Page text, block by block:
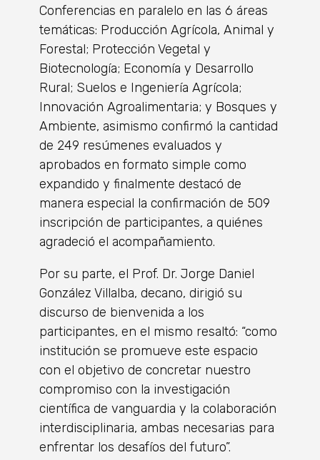
Conferencias en paralelo en las 6 áreas
temáticas: Producción Agrícola, Animal y
Forestal; Protección Vegetal y
Biotecnología; Economía y Desarrollo
Rural; Suelos e Ingeniería Agrícola;
Innovación Agroalimentaria; y Bosques y
Ambiente, asimismo confirmó la cantidad
de 249 resúmenes evaluados y
aprobados en formato simple como
expandido y finalmente destacó de
manera especial la confirmación de 509
inscripción de participantes, a quiénes
agradeció el acompañamiento.
Por su parte, el Prof. Dr. Jorge Daniel
González Villalba, decano, dirigió su
discurso de bienvenida a los
participantes, en el mismo resaltó: “como
institución se promueve este espacio
con el objetivo de concretar nuestro
compromiso con la investigación
científica de vanguardia y la colaboración
interdisciplinaria, ambas necesarias para
enfrentar los desafíos del futuro”.